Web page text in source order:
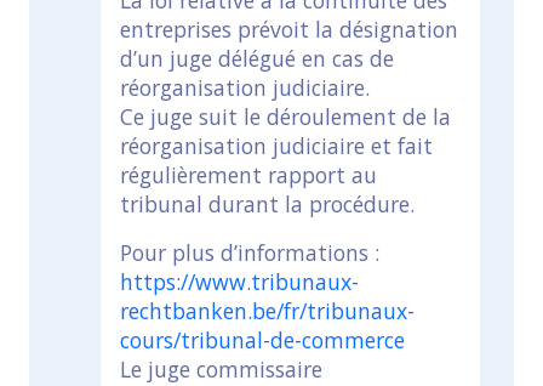
entreprises prévoit la désignation
d’un juge délégué en cas de
réorganisation judiciaire.
Ce juge suit le déroulement de la
réorganisation judiciaire et fait
régulièrement rapport au
tribunal durant la procédure.
Pour plus d’informations :
https://www.tribunaux-
rechtbanken.be/fr/tribunaux-
cours/tribunal-de-commerce
Le juge commissaire